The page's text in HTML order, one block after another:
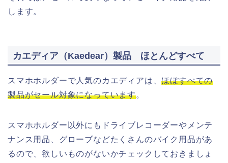
します。
カエディア（Kaedear）製品 ほとんどすべて
スマホホルダーで人気のカエディアは、ほぼすべての
製品がセール対象になっています。
スマホホルダー以外にもドライブレコーダーやメンテ
ナンス用品、グローブなどたくさんのバイク用品があ
るので、欲しいものがないかチェックしておきましょ